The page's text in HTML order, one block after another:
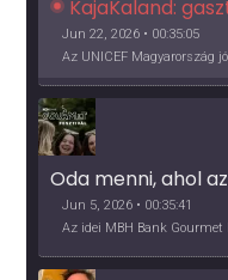
KajaKaland:
Jun 22, 2026 • 00:35:05
Oda menni, ahol
Vidék, Gourmet
Jun 5, 2026 • 00:35:41